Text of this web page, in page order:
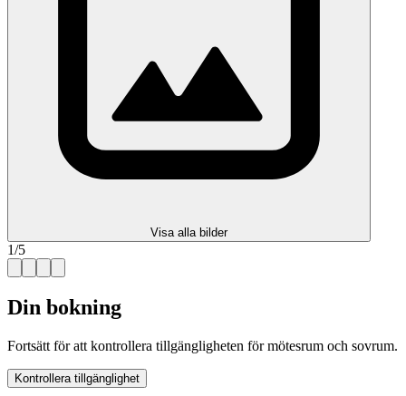
Visa alla bilder
1/5
Din bokning
Fortsätt för att kontrollera tillgängligheten för mötesrum och sovrum.
Kontrollera tillgänglighet